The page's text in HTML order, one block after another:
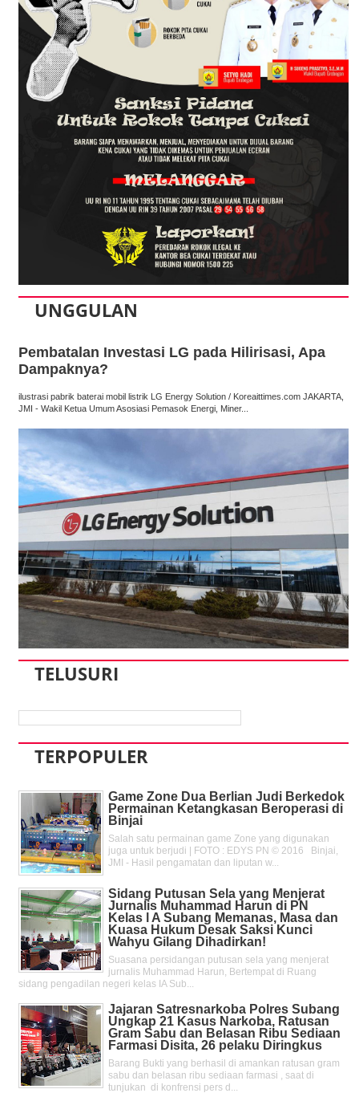
UNGGULAN
Pembatalan Investasi LG pada Hilirisasi, Apa
Dampaknya?
ilustrasi pabrik baterai mobil listrik LG Energy Solution / Koreaittimes.com JAKARTA,
JMI - Wakil Ketua Umum Asosiasi Pemasok Energi, Miner...
TELUSURI
TERPOPULER
Game Zone Dua Berlian Judi Berkedok
Permainan Ketangkasan Beroperasi di
Binjai
Salah satu permainan game Zone yang digunakan
juga untuk berjudi | FOTO : EDYS PN © 2016 Binjai,
JMI - Hasil pengamatan dan liputan w...
Sidang Putusan Sela yang Menjerat
Jurnalis Muhammad Harun di PN
Kelas l A Subang Memanas, Masa dan
Kuasa Hukum Desak Saksi Kunci
Wahyu Gilang Dihadirkan!
Suasana persidangan putusan sela yang menjerat
jurnalis Muhammad Harun, Bertempat di Ruang
sidang pengadilan negeri kelas IA Sub...
Jajaran Satresnarkoba Polres Subang
Ungkap 21 Kasus Narkoba, Ratusan
Gram Sabu dan Belasan Ribu Sediaan
Farmasi Disita, 26 pelaku Diringkus
Barang Bukti yang berhasil di amankan ratusan gram
sabu dan belasan ribu sediaan farmasi , saat di
tunjukan di konfrensi pers d...